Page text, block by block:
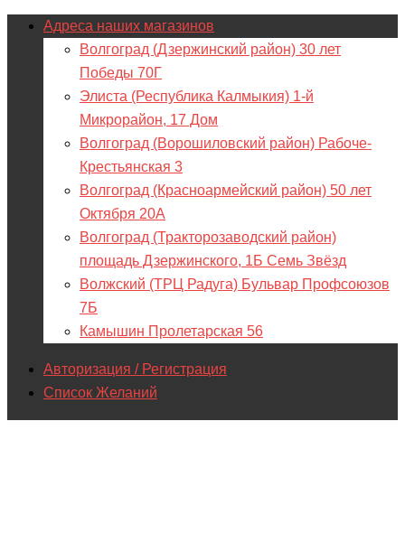
Адреса наших магазинов
Волгоград (Дзержинский район) 30 лет
Победы 70Г
Элиста (Республика Калмыкия) 1-й
Микрорайон, 17 Дом
Волгоград (Ворошиловский район) Рабоче-
Крестьянская 3
Волгоград (Красноармейский район) 50 лет
Октября 20А
Волгоград (Тракторозаводский район)
площадь Дзержинского, 1Б Семь Звёзд
Волжский (ТРЦ Радуга) Бульвар Профсоюзов
7Б
Камышин Пролетарская 56
Авторизация / Регистрация
Список Желаний